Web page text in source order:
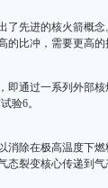
了先进的核火箭概
比冲，需要更高
即通过一系列外部
验6。
消除在极高温度下
裂变核心传递到气